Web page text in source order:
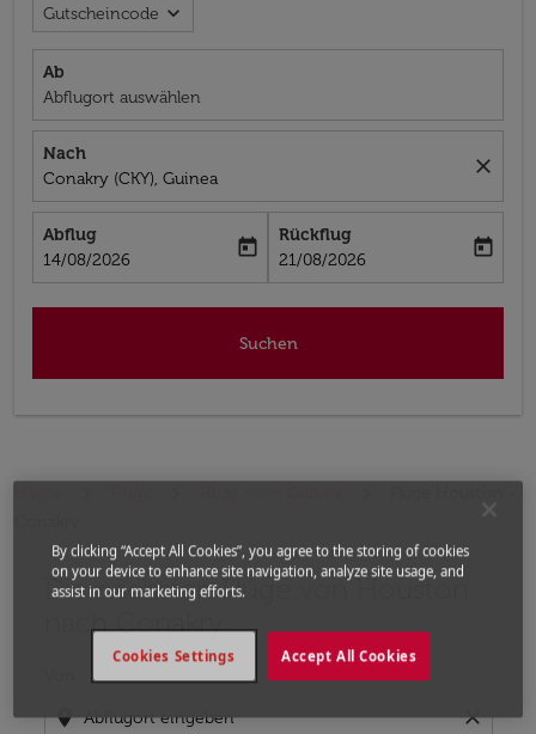
Gutscheincode expand_more
Ab
Abflugort auswählen
Nach
Conakry (CKY), Guinea
close
Abflug
fc-booking-departure-date-aria-label
14/08/2026
today
Rückflug
fc-booking-return-date-aria-label
21/08/2026
today
Suchen
Die nächsten Flüge von Houston
nach Conakry
location_on close
Bitte ändern Sie Ihre gewünschte Route (Abflugort
By clicking “Accept All Cookies”, you agree to the storing of cookies
on your device to enhance site navigation, analyze site usage, and
assist in our marketing efforts.
Accept All Cookies
Cookies Settings